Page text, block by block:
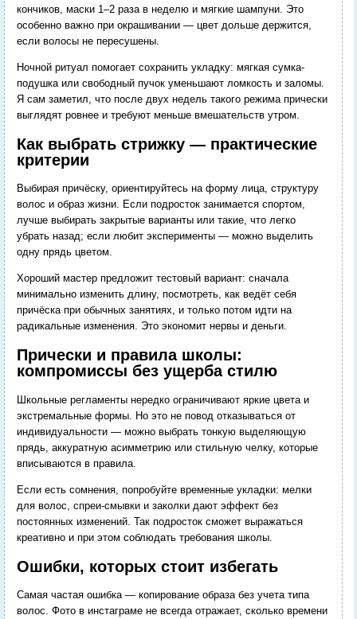
кончиков, маски 1–2 раза в неделю и мягкие шампуни. Это
особенно важно при окрашивании — цвет дольше держится,
если волосы не пересушены.
Ночной ритуал помогает сохранить укладку: мягкая сумка-
подушка или свободный пучок уменьшают ломкость и заломы.
Я сам заметил, что после двух недель такого режима прически
выглядят ровнее и требуют меньше вмешательств утром.
Как выбрать стрижку — практические
критерии
Выбирая причёску, ориентируйтесь на форму лица, структуру
волос и образ жизни. Если подросток занимается спортом,
лучше выбирать закрытые варианты или такие, что легко
убрать назад; если любит эксперименты — можно выделить
одну прядь цветом.
Хороший мастер предложит тестовый вариант: сначала
минимально изменить длину, посмотреть, как ведёт себя
причёска при обычных занятиях, и только потом идти на
радикальные изменения. Это экономит нервы и деньги.
Прически и правила школы:
компромиссы без ущерба стилю
Школьные регламенты нередко ограничивают яркие цвета и
экстремальные формы. Но это не повод отказываться от
индивидуальности — можно выбрать тонкую выделяющую
прядь, аккуратную асимметрию или стильную челку, которые
вписываются в правила.
Если есть сомнения, попробуйте временные укладки: мелки
для волос, спреи-смывки и заколки дают эффект без
постоянных изменений. Так подросток сможет выражаться
креативно и при этом соблюдать требования школы.
Ошибки, которых стоит избегать
Самая частая ошибка — копирование образа без учета типа
волос. Фото в инстаграме не всегда отражает, сколько времени